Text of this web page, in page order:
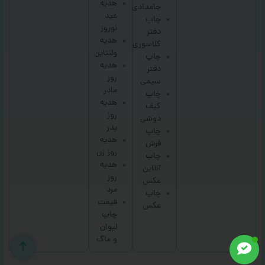
جامدادی
چاپ
دفتر
کلاسوری
چاپ
دفتر
سیمی
چاپ
کیف
دوشی
چاپ
فرش
چاپ
آنلاین
عکس
چاپ
عکس
هدیه
عید
نوروز
هدیه
ولنتاین
هدیه
روز
مادر
هدیه
روز
پدر
هدیه
روز زن
هدیه
روز
مرد
قیمت
چاپ
لیوان
و ماگ